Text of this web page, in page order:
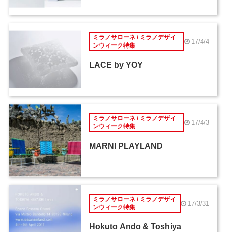
ミラノサローネ / ミラノデザイ
ンウィーク特集
17/4/4
LACE by YOY
ミラノサローネ / ミラノデザイ
ンウィーク特集
17/4/3
MARNI PLAYLAND
ミラノサローネ / ミラノデザイ
ンウィーク特集
17/3/31
Hokuto Ando & Toshiya